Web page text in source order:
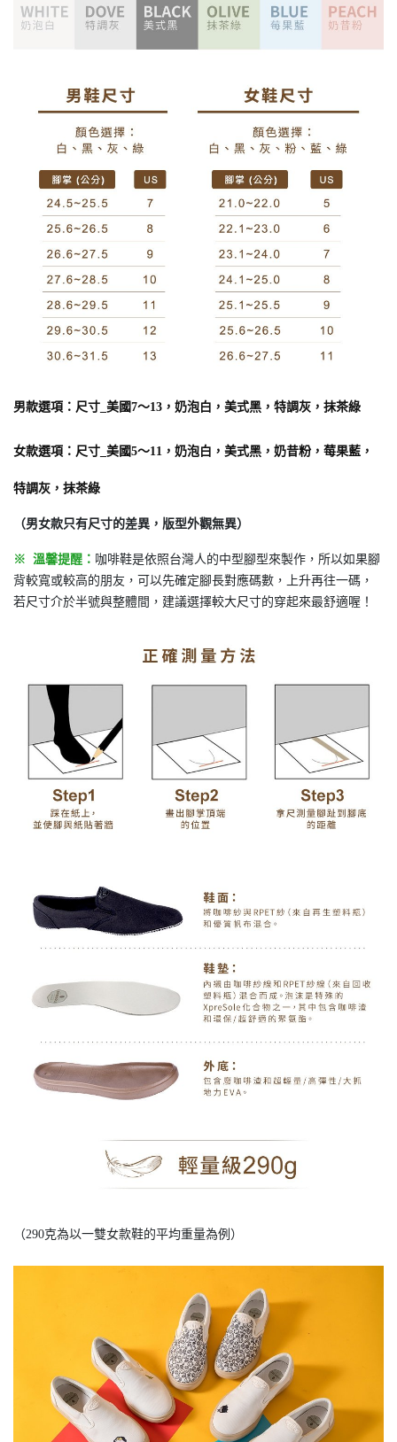
男款選項 ： 尺寸_美國7〜13，奶泡白，美式黑，特調灰，抹茶綠
女款選項： 尺寸_美國5〜11，奶泡白，美式黑，奶昔粉，莓果藍，
特調灰，抹茶綠
（男女款只有尺寸的差異，版型外觀無異）
※ 溫馨提醒： 咖啡鞋是依照台灣人的中型腳型來製作，所以如果腳
背較寬或較高的朋友，可以先確定腳長對應碼數，上升再往一碼，
若尺寸介於半號與整體間，建議選擇較大尺寸的穿起來最舒適喔！
（290克為以一雙女款鞋的平均重量為例）